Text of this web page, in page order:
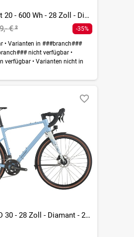
E-Horizon Sport 20 - 600 Wh - 28 Zoll - Diamant
€² -35%
•Varianten in ###branch###
nicht verfügbar •
verfügbar •Varianten nicht in
Grandurance RD 30 - 28 Zoll - Diamant - 2026